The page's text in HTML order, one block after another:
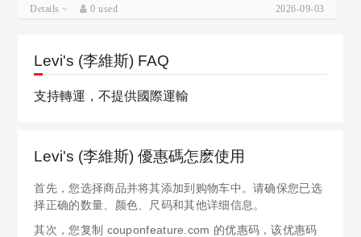
Details 0 used 2026-09-03
Levi's (李維斯) FAQ
支持轉運，不提供國際運輸
Levi's (李維斯) 優惠碼怎麽使用
首先，您选择商品并将其添加到购物车中。请确保您已选
择正确的数量、颜色、尺码和其他详细信息。
其次，您复制 couponfeature.com 的优惠码，该优惠码